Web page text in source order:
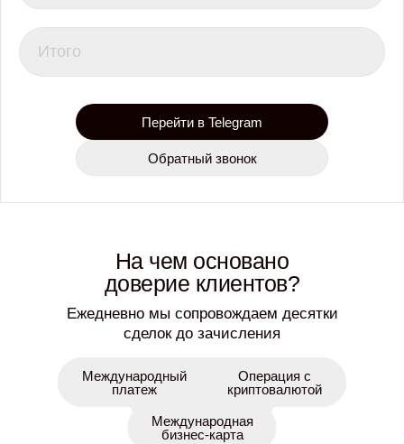
Итого
Перейти в Telegram
Обратный звонок
На чем основано
доверие клиентов?
Ежедневно мы сопровождаем десятки
сделок до зачисления
Международный
платеж
Операция с
криптовалютой
Международная
бизнес-карта